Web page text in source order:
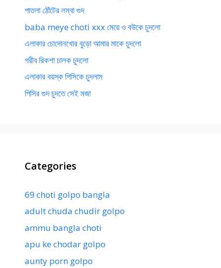
পাতলা ঠোঁটের লম্বা গুদ
baba meye choti xxx মেয়ে ও বউকে চুদলো
এলাকার চোদোনখোর বুড়ো আমার মাকে চুদলো
গরীব রিকশা চালক চুদলো
এলাকার বয়স্ক পিসিকে চুদলাম
পিসির গুদ চুদতে সেই মজা
Categories
69 choti golpo bangla
adult chuda chudir golpo
ammu bangla choti
apu ke chodar golpo
aunty porn golpo